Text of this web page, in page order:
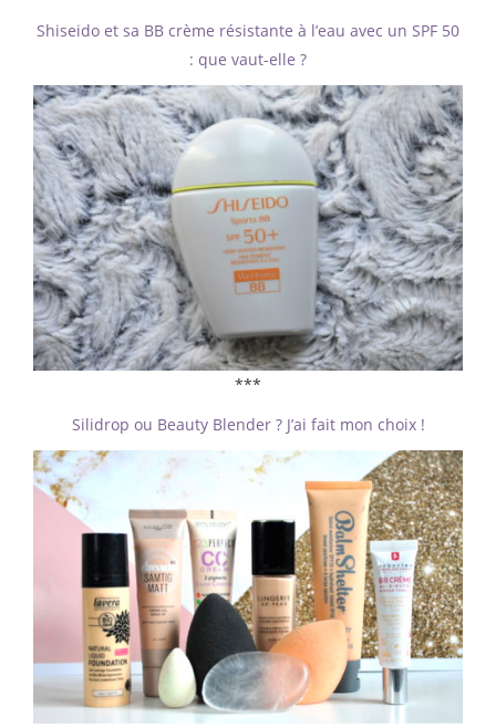
Shiseido et sa BB crème résistante à l’eau avec un SPF 50
: que vaut-elle ?
***
Silidrop ou Beauty Blender ? J’ai fait mon choix !